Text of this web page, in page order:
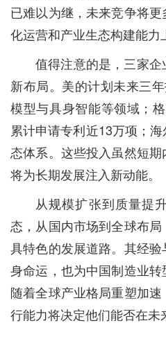
已难以为继，未来竞争将
化运营和产业生态构建能力
值得注意的是，三家
新布局。美的计划未来三
模型与具身智能等领域；
累计申请专利近13万项；
态体系。这些投入虽然短
将为长期发展注入新动能。
从规模扩张到质量提
态，从国内市场到全球布
具特色的发展道路。其经
身命运，也为中国制造业转
随着全球产业格局重塑加
行能力将决定他们能否在未